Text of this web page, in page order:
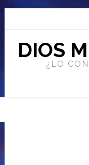
DIOS
¿LO